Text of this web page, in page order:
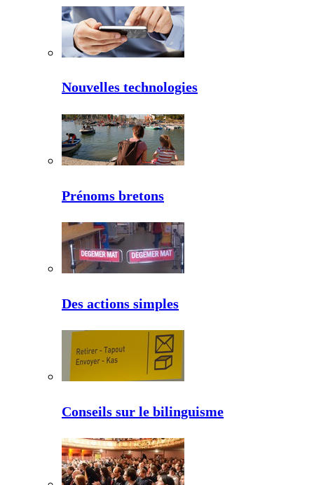
Nouvelles technologies
Prénoms bretons
Des actions simples
Conseils sur le bilinguisme